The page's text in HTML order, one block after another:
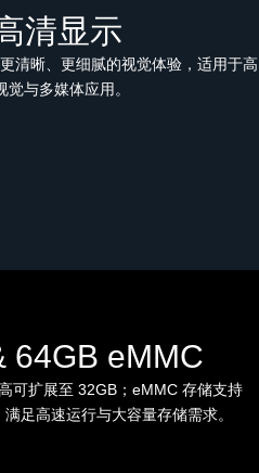
清显示
清晰、更细腻的视觉体验，适用于高
与多媒体应用。
64GB eMMC
可扩展至 32GB；eMMC 存储支持
足高速运行与大容量存储需求。